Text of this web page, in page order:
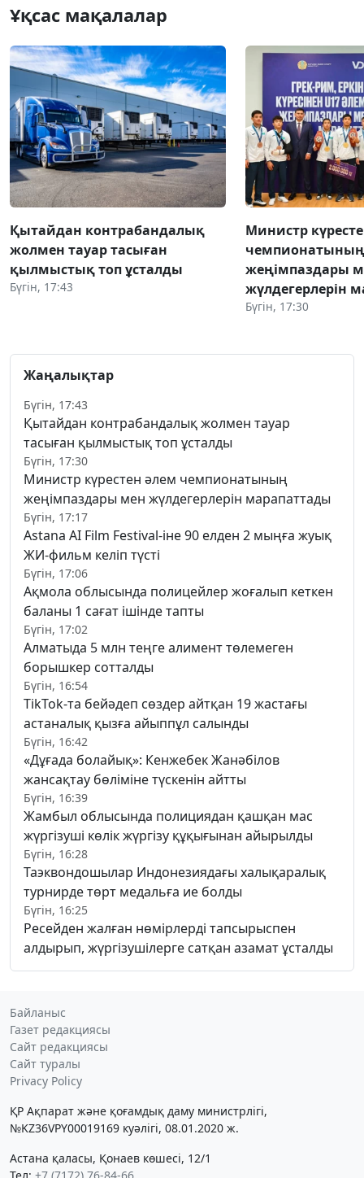
Ұқсас мақалалар
Қытайдан контрабандалық
жолмен тауар тасыған
қылмыстық топ ұсталды
Бүгін, 17:43
Министр
чемпионатының
жеңімпаздары
жүлдегерлерін
Бүгін, 17:30
Жаңалықтар
Бүгін, 17:43
Қытайдан контрабандалық жолмен тауар
тасыған қылмыстық топ ұсталды
Бүгін, 17:30
Министр күрестен әлем чемпионатының
жеңімпаздары мен жүлдегерлерін марапаттады
Бүгін, 17:17
Astana AI Film Festival-іне 90 елден 2 мыңға жуық
ЖИ-фильм келіп түсті
Бүгін, 17:06
Ақмола облысында полицейлер жоғалып кеткен
баланы 1 сағат ішінде тапты
Бүгін, 17:02
Алматыда 5 млн теңге алимент төлемеген
борышкер сотталды
Бүгін, 16:54
TikTok-та бейәдеп сөздер айтқан 19 жастағы
астаналық қызға айыппұл салынды
Бүгін, 16:42
«Дұғада болайық»: Кенжебек Жанәбілов
жансақтау бөліміне түскенін айтты
Бүгін, 16:39
Жамбыл облысында полициядан қашқан мас
жүргізуші көлік жүргізу құқығынан айырылды
Бүгін, 16:28
Таэквондошылар Индонезиядағы халықаралық
турнирде төрт медальға ие болды
Бүгін, 16:25
Ресейден жалған нөмірлерді тапсырыспен
алдырып, жүргізушілерге сатқан азамат ұсталды
Байланыс
Газет редакциясы
Сайт редакциясы
Сайт туралы
Privacy Policy
ҚР Ақпарат және қоғамдық даму министрлігі,
№KZ36VPY00019169 куәлігі, 08.01.2020 ж.
Астана қаласы, Қонаев көшесі, 12/1